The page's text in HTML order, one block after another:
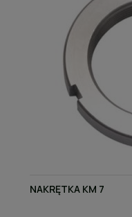
NAKRĘTKA KM 7